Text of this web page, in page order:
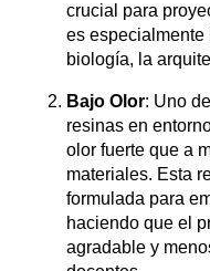
crucial para
es especialmente
biología, la
Bajo Olor: Uno
resinas en
olor fuerte que a
materiales. Esta
formulada para
haciendo que el
agradable y